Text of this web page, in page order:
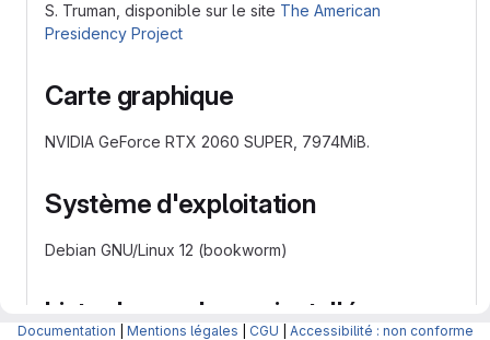
S. Truman, disponible sur le site The American
Presidency Project
Carte graphique
NVIDIA GeForce RTX 2060 SUPER, 7974MiB.
Système d'exploitation
Debian GNU/Linux 12 (bookworm)
Liste des packages installés
Documentation Mentions légales CGU Accessibilité : non conforme